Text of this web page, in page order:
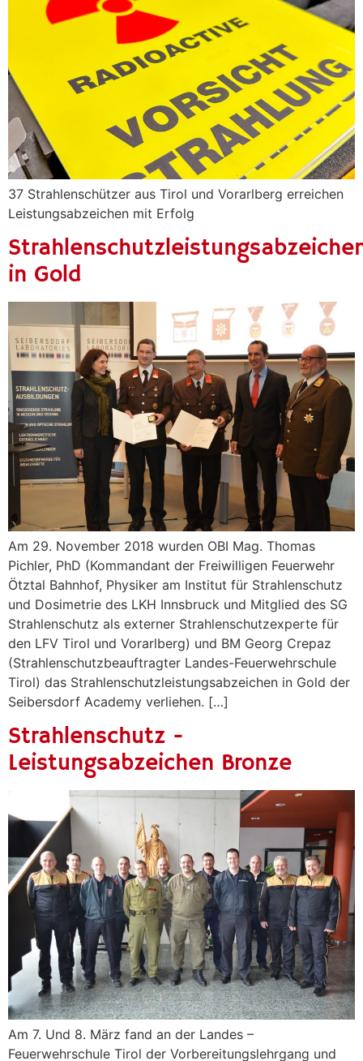
37 Strahlenschützer aus Tirol und Vorarlberg erreichen
Leistungsabzeichen mit Erfolg
in Gold
Am 29. November 2018 wurden OBI Mag. Thomas
Pichler, PhD (Kommandant der Freiwilligen Feuerwehr
Ötztal Bahnhof, Physiker am Institut für Strahlenschutz
und Dosimetrie des LKH Innsbruck und Mitglied des SG
Strahlenschutz als externer Strahlenschutzexperte für
den LFV Tirol und Vorarlberg) und BM Georg Crepaz
(Strahlenschutzbeauftragter Landes-Feuerwehrschule
Tirol) das Strahlenschutzleistungsabzeichen in Gold der
Seibersdorf Academy verliehen. […]
Strahlenschutz -
Leistungsabzeichen Bronze
Am 7. Und 8. März fand an der Landes –
Feuerwehrschule Tirol der Vorbereitungslehrgang und